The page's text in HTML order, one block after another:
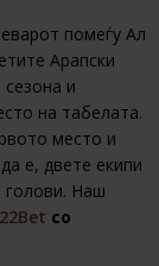
помеѓу Ал
Арапски
и
на табелата.
место и
е, двете екипи
голови. Наш
22Bet со